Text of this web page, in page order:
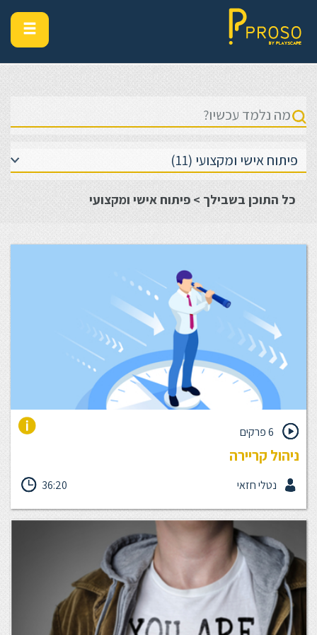
כל התוכן בשבילך > פיתוח אישי ומקצועי
6 פרקים
ניהול קריירה
העולם משתנה, שוק עבודה משתנה ואנו נדרשים לשנות דפוסי חשיבה
ולאמץ דרכי פעולה חדשות בתור עובדים, בתוך ארגון כדי להתאים את
היכולות שלנו לעולם המשתנה. בקורס קצר זה, נלמד להכיר ארגז כלים
לפיתוח קריירה, אפשרויות הפיתוח האישי בתוך הארגון ונבין שזהו מסע
מתמשך, פרואקטיבי לעבר מטרות תוך קריאת מפת ההזדמנויות
והצרכים העסקיים בארגון. ההגה של מסלול הקריירה הוא בידיים שלנו.
הקורס מכיל 6 פרקי לימוד קצרים.
36:20 נטלי חזאי